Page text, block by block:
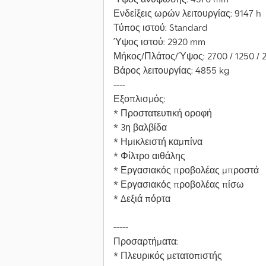
Ενδείξεις ωρών λειτουργίας: 9147 h
Τύπος ιστού: Standard
Ύψος ιστού: 2920 mm
Μήκος/Πλάτος/Ύψος: 2700 / 1250 /
Βάρος λειτουργίας: 4855 kg
----
Εξοπλισμός:
* Προστατευτική οροφή
* 3η βαλβίδα
* Ημικλειστή καμπίνα
* Φίλτρο αιθάλης
* Εργασιακός προβολέας μπροστά
* Εργασιακός προβολέας πίσω
* Δεξιά πόρτα
-----
Προσαρτήματα:
* Πλευρικός μετατοπιστής